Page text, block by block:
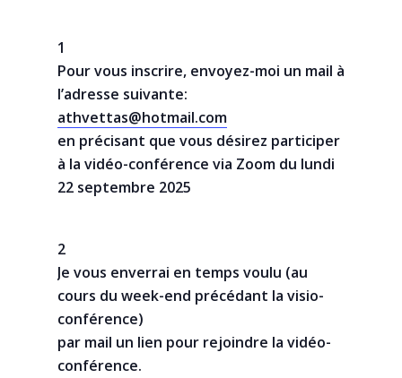
1
Pour vous inscrire, envoyez-moi un mail à
l’adresse suivante:
athvettas@hotmail.com
en précisant que vous désirez participer
à la vidéo-conférence via Zoom du lundi
22 septembre 2025
2
Je vous enverrai en temps voulu (au
cours du week-end précédant la visio-
conférence)
par mail un lien pour rejoindre la vidéo-
conférence.